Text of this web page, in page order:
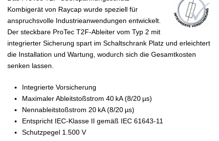
Kombigerät von Raycap wurde speziell für
anspruchsvolle Industrieanwendungen entwickelt.
Der steckbare ProTec T2F-Ableiter vom Typ 2 mit
integrierter Sicherung spart im Schaltschrank Platz und erleichtert
die Installation und Wartung, wodurch sich die Gesamtkosten
senken lassen.
Integrierte Vorsicherung
Maximaler Ableitstoßstrom 40 kA (8/20 µs)
Nennableitstoßstrom 20 kA (8/20 µs)
Entspricht IEC-Klasse II gemäß IEC 61643-11
Schutzpegel 1.500 V